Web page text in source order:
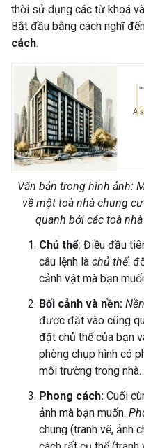
thời sử dụng các từ khoá
Bắt đầu bằng cách nghĩ
cách.
Văn bản trong hình ảnh:
về một toà nhà chung
quanh bởi các toà
Chủ thể: Điều đầu
câu lệnh là chủ thể:
cảnh vật mà bạn
Bối cảnh và nền:
được đặt vào cũng
đặt chủ thể của bạn
phòng chụp hình có
môi trường trong nhà.
Phong cách: Cuối
ảnh mà bạn muốn.
chung (tranh vẽ, ảnh